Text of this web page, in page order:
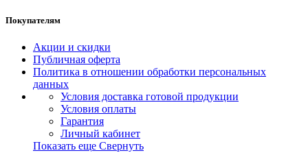
Покупателям
Акции и скидки
Публичная оферта
Политика в отношении обработки персональных
данных
Условия доставка готовой продукции
Условия оплаты
Гарантия
Личный кабинет
Показать еще Свернуть